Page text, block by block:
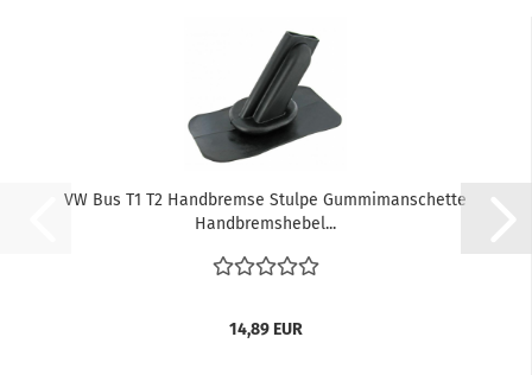
VW Bus T1 T2 Handbremse Stulpe Gummimanschette
Handbremshebel...
14,89 EUR